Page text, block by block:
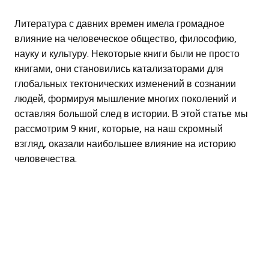
Литература с давних времен имела громадное
влияние на человеческое общество, философию,
науку и культуру. Некоторые книги были не просто
книгами, они становились катализаторами для
глобальных тектонических изменений в сознании
людей, формируя мышление многих поколений и
оставляя большой след в истории. В этой статье мы
рассмотрим 9 книг, которые, на наш скромный
взгляд, оказали наибольшее влияние на историю
человечества.